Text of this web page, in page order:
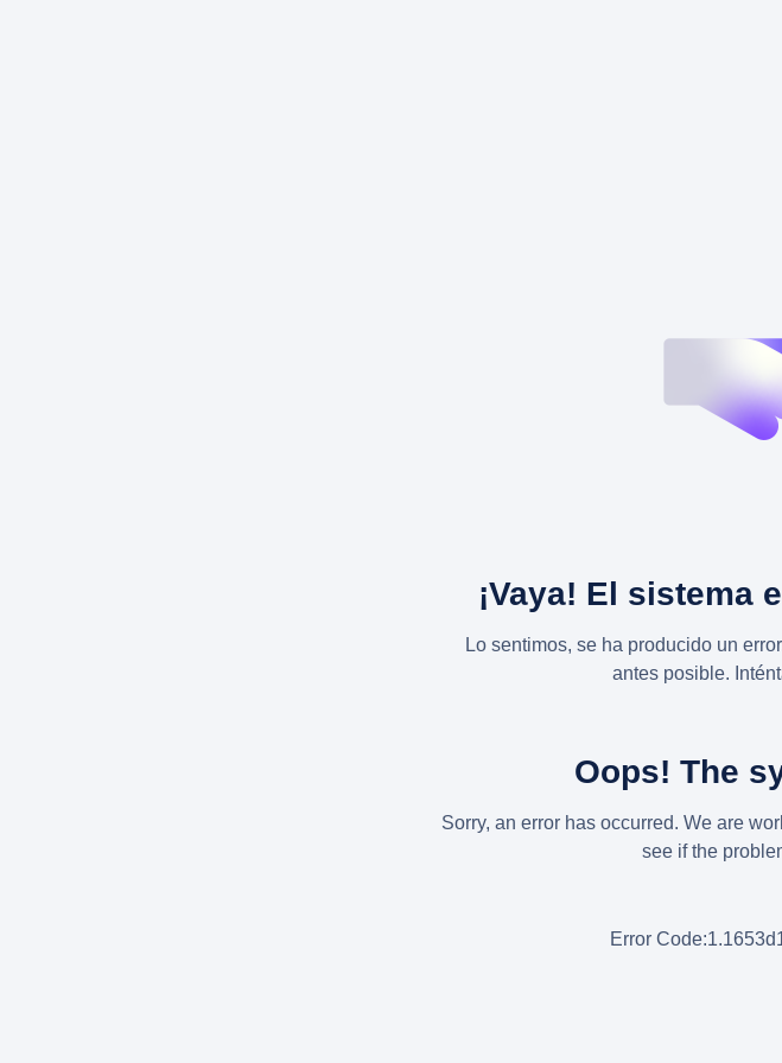
¡Vaya! El sistema
Lo sentimos, se ha producido un
antes posible.
Oops! The
Sorry, an error has occurred. We are
see if the
Error